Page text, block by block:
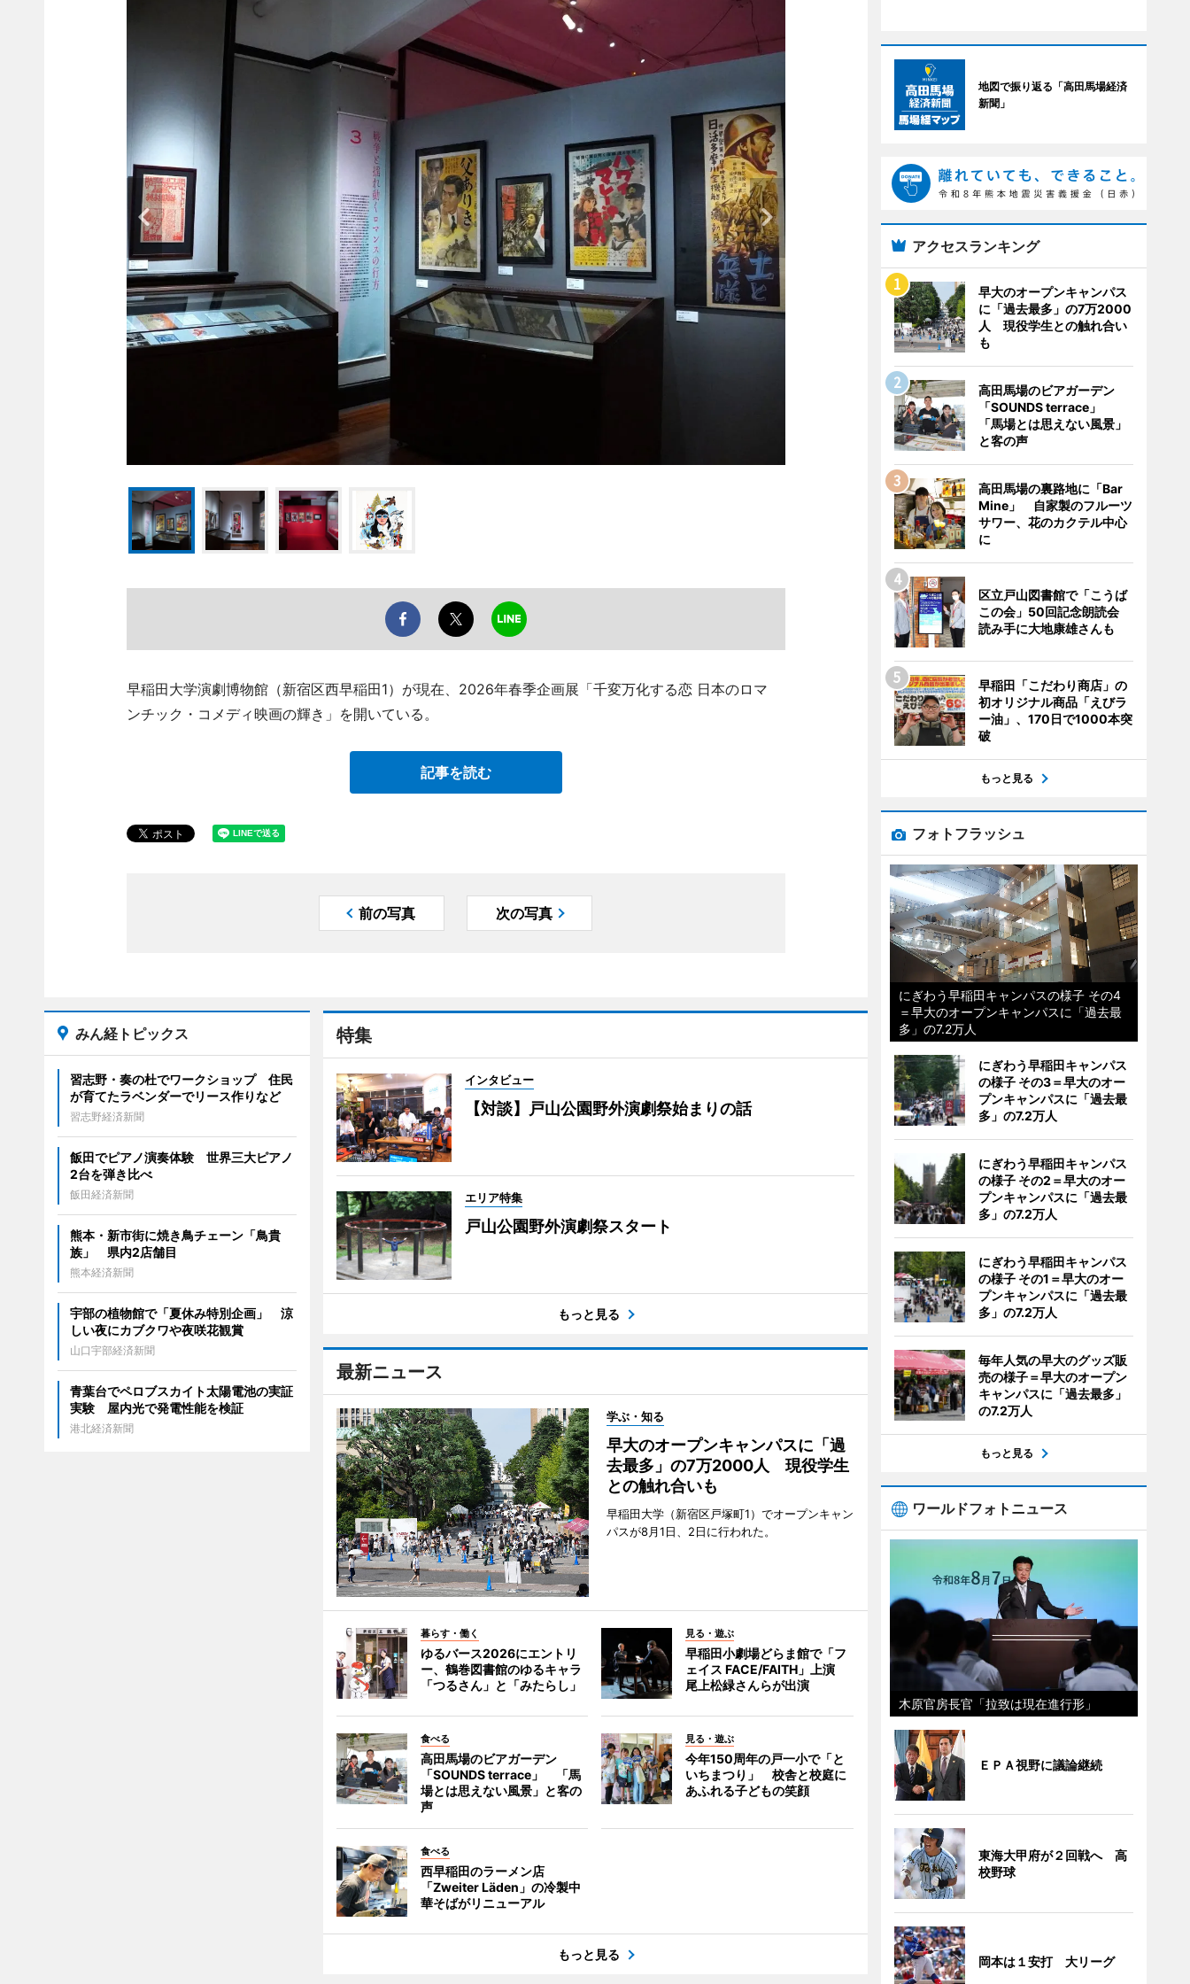
早稲田大学演劇博物館（新宿区西早稲田1）が現在、2026年春季企画展「千変万化する恋 日本のロマ
ンチック・コメディ映画の輝き」を開いている。
記事を読む
前の写真 次の写真
特集
インタビュー
【対談】戸山公園野外演劇祭始まりの話
エリア特集
戸山公園野外演劇祭スタート
もっと見る
最新ニュース
学ぶ・知る
早大のオープンキャンパスに「過
去最多」の7万2000人 現役学生
との触れ合いも
早稲田大学（新宿区戸塚町1）でオープンキャン
パスが8月1日、2日に行われた。
暮らす・働く
ゆるバース2026にエントリ
ー、鶴巻図書館のゆるキャラ
「つるさん」と「みたらし」
見る・遊ぶ
早稲田小劇場どらま館で「フ
ェイス FACE/FAITH」上演
尾上松緑さんらが出演
食べる
高田馬場のビアガーデン
「SOUNDS terrace」 「馬
場とは思えない風景」と客の
声
見る・遊ぶ
今年150周年の戸一小で「と
いちまつり」 校舎と校庭に
あふれる子どもの笑顔
食べる
西早稲田のラーメン店
「Zweiter Läden」の冷製中
華そばがリニューアル
もっと見る
みん経トピックス
習志野・奏の杜でワークショップ 住民
が育てたラベンダーでリース作りなど
習志野経済新聞
飯田でピアノ演奏体験 世界三大ピアノ
2台を弾き比べ
飯田経済新聞
熊本・新市街に焼き鳥チェーン「鳥貴
族」 県内2店舗目
熊本経済新聞
宇部の植物館で「夏休み特別企画」 涼
しい夜にカブクワや夜咲花観賞
山口宇部経済新聞
青葉台でペロブスカイト太陽電池の実証
実験 屋内光で発電性能を検証
港北経済新聞
地図で振り返る「高田馬場経済
新聞」
アクセスランキング
早大のオープンキャンパス
に「過去最多」の7万2000
人 現役学生との触れ合い
も
高田馬場のビアガーデン
「SOUNDS terrace」
「馬場とは思えない風景」
と客の声
高田馬場の裏路地に「Bar
Mine」 自家製のフルーツ
サワー、花のカクテル中心
に
区立戸山図書館で「こうば
この会」50回記念朗読会
読み手に大地康雄さんも
早稲田「こだわり商店」の
初オリジナル商品「えびラ
ー油」、170日で1000本突
破
もっと見る
フォトフラッシュ
にぎわう早稲田キャンパスの様子 その4
＝早大のオープンキャンパスに「過去最
多」の7.2万人
にぎわう早稲田キャンパス
の様子 その3＝早大のオー
プンキャンパスに「過去最
多」の7.2万人
にぎわう早稲田キャンパス
の様子 その2＝早大のオー
プンキャンパスに「過去最
多」の7.2万人
にぎわう早稲田キャンパス
の様子 その1＝早大のオー
プンキャンパスに「過去最
多」の7.2万人
毎年人気の早大のグッズ販
売の様子＝早大のオープン
キャンパスに「過去最多」
の7.2万人
もっと見る
ワールドフォトニュース
木原官房長官「拉致は現在進行形」
ＥＰＡ視野に議論継続
東海大甲府が２回戦へ 高
校野球
岡本は１安打 大リーグ